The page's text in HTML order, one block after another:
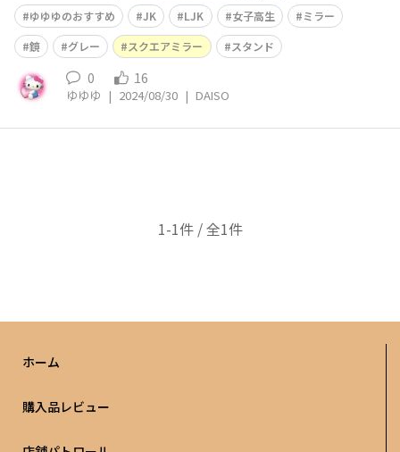
ゆゆゆのおすすめ JK LJK 女子高生
ミラー
鏡
グレー スクエアミラー スタンド
0 16
ゆゆゆ | 2024/08/30 | DAISO
1-1件 / 全1件
ホーム
購入品レビュー